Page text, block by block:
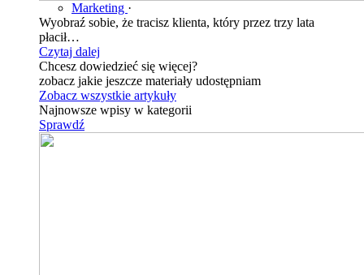
Marketing ·
Wyobraź sobie, że tracisz klienta, który przez trzy lata
płacił…
Czytaj dalej
Chcesz dowiedzieć się więcej?
zobacz jakie jeszcze materiały udostępniam
Zobacz wszystkie artykuły
Najnowsze wpisy w kategorii
Sprawdź